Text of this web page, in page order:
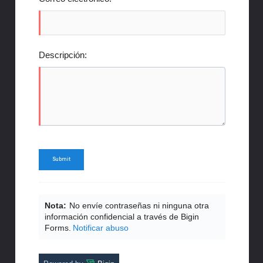
Descripción:
Nota: No envíe contraseñas ni ninguna otra
información confidencial a través de Bigin
Forms. Notificar abuso